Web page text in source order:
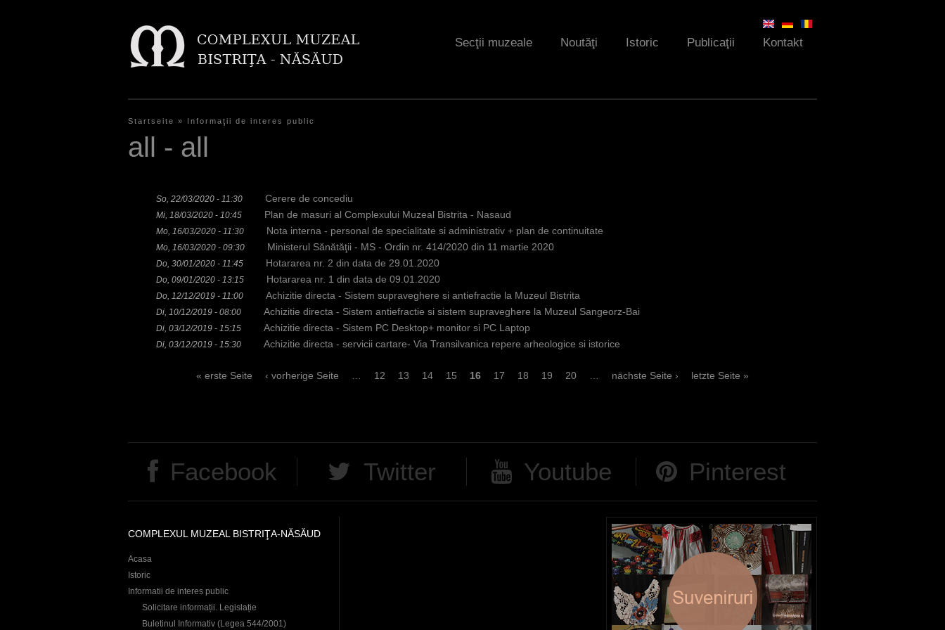
Secţii muzeale Noutăţi Istoric Publicaţii Kontakt
S
Startseite » Informaţii de interes public
all - all
So, 22/03/2020 - 11:30 Cerere de concediu
Mi, 18/03/2020 - 10:45 Plan de masuri al Complexului Muzeal Bistrita - Nasaud
Mo, 16/03/2020 - 11:30 Nota interna - personal de specialitate si administrativ + plan de continuitate
Mo, 16/03/2020 - 09:30 Ministerul Sănătăţii - MS - Ordin nr. 414/2020 din 11 martie 2020
Do, 30/01/2020 - 11:45 Hotararea nr. 2 din data de 29.01.2020
Do, 09/01/2020 - 13:15 Hotararea nr. 1 din data de 09.01.2020
Do, 12/12/2019 - 11:00 Achizitie directa - Sistem supraveghere si antiefractie la Muzeul Bistrita
Di, 10/12/2019 - 08:00 Achizitie directa - Sistem antiefractie si sistem supraveghere la Muzeul Sangeorz-Bai
Di, 03/12/2019 - 15:15 Achizitie directa - Sistem PC Desktop+ monitor si PC Laptop
Di, 03/12/2019 - 15:30 Achizitie directa - servicii cartare- Via Transilvanica repere arheologice si istorice
t
e
« erste Seite ‹ vorherige Seite 12 13 14 15 16 17 18 19 20 nächste Seite › letzte Seite »
Facebook Twitter Youtube Pinterest
COMPLEXUL MUZEAL BISTRIŢA-NĂSĂUD
Acasa
Istoric
Informatii de interes public
Solicitare informații. Legislație
Buletinul Informativ (Legea 544/2001)